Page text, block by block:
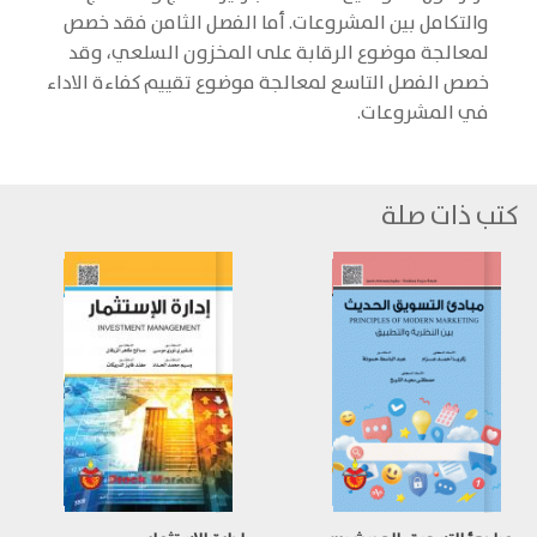
والتكامل بين المشروعات. أما الفصل الثامن فقد خصص
لمعالجة موضوع الرقابة على المخزون السلعي، وقد
خصص الفصل التاسع لمعالجة موضوع تقييم كفاءة الاداء
في المشروعات.
كتب ذات صلة